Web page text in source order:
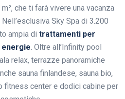
che ti farà vivere una vacanza
Sky Spa di 3.200
ampia di trattamenti per
. Oltre all’Infinity pool
relax, terrazze panoramiche
sauna finlandese, sauna bio,
fitness center e dodici cabine per